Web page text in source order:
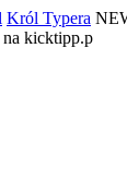
Odwiedź
Kicktipp.pl
Król Typera Król
kicktipp.p